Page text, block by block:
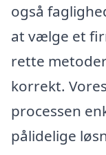
også
at vælge et
rette
korrekt.
processen
pålidelige